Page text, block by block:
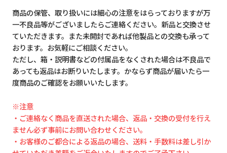
商品の保管、取り扱いには細心の注意をはらっておりますが万
一不良品等がございましたらご連絡ください。新品と交換させ
ていただきます。また未開封であれば他製品との交換も承って
おります。お気軽にご相談ください。
ただし、箱・説明書などの付属品をなくされた場合は不良品で
あっても返品はお断りいたします。かならず商品が届いたら一
度商品のご確認をお願いいたします。
※注意
・ご連絡なく商品を直送された場合、返品・交換の受付を行え
ません必ず事前にお問い合わせください。
・お客様のご都合による返品の場合、送料・手数料は差し引か